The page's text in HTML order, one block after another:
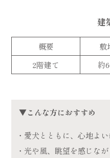
建
概要 敷
2階建て
約
▼こんな方におすすめ
・愛犬とともに、心地よ
・光や風、眺望を感じな